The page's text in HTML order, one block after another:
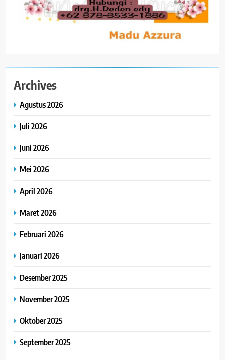
Archives
Agustus 2026
Juli 2026
Juni 2026
Mei 2026
April 2026
Maret 2026
Februari 2026
Januari 2026
Desember 2025
November 2025
Oktober 2025
September 2025